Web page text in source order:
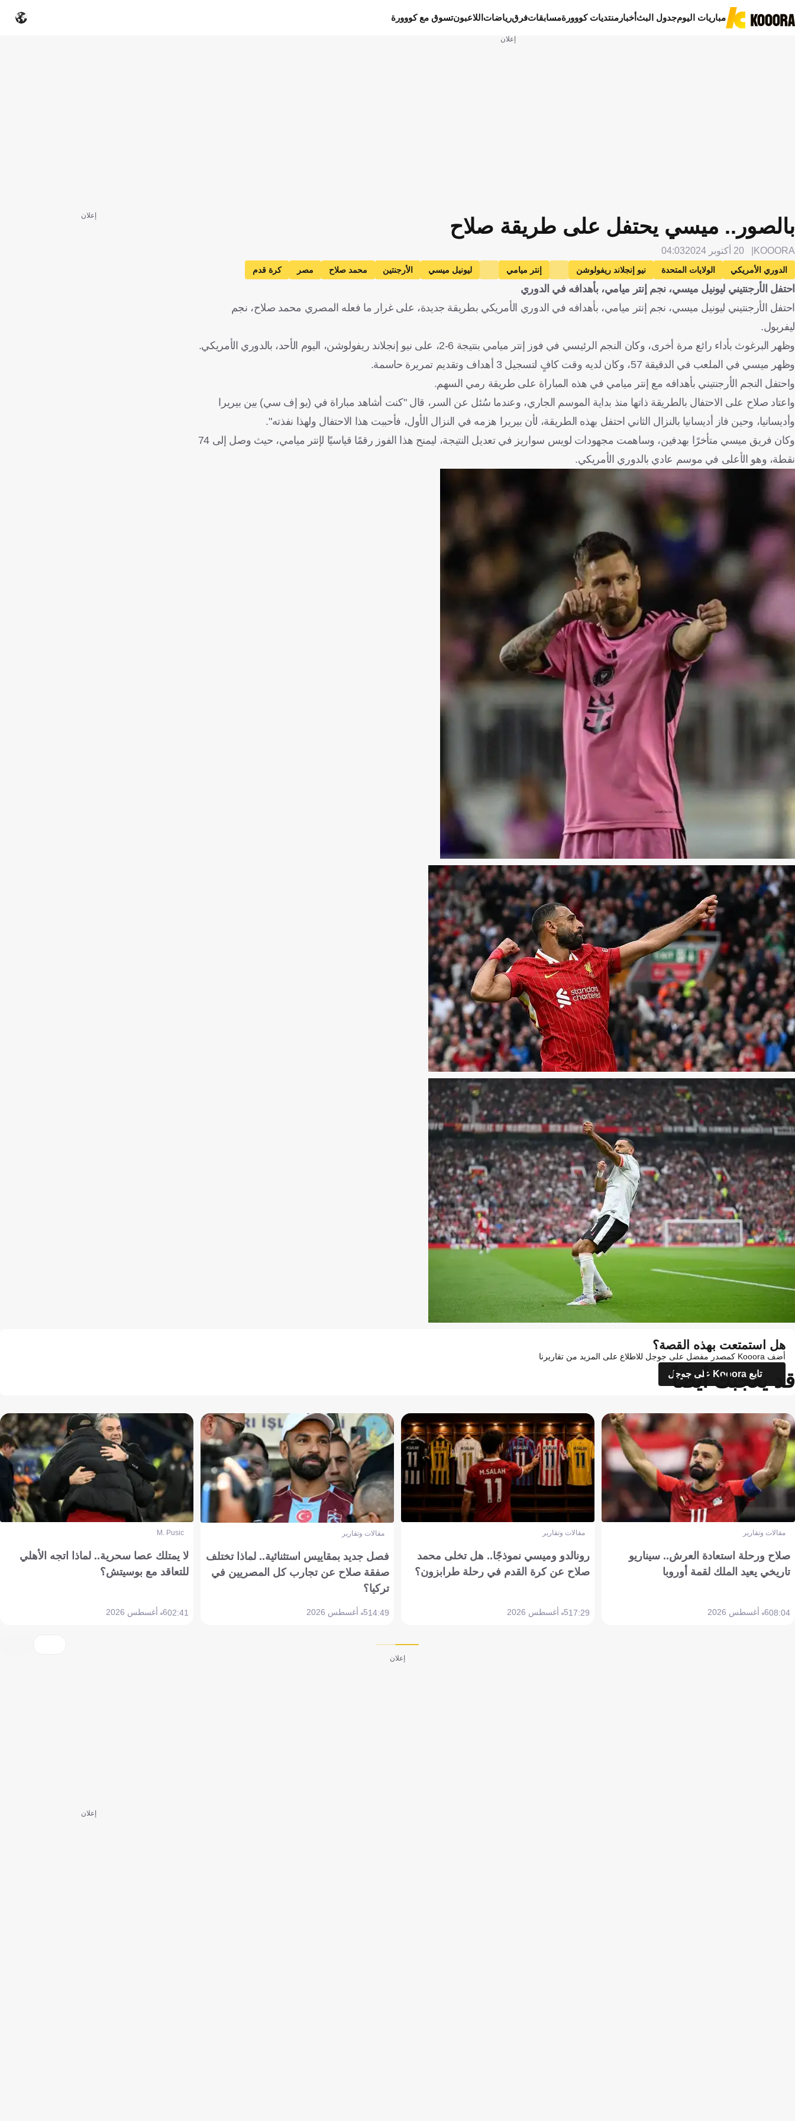
مباريات اليومجدول البثأخبار منتديات كووورةمسابقاتفرقرياضات اللاعبونتسوق مع كووورة
إعلان
بالصور.. ميسي يحتفل على طريقة صلاح
KOOORA 20 أكتوبر 2024 04:03
الدوري الأمريكي الولايات المتحدة نيو إنجلاند ريفولوشن إنتر ميامي ليونيل ميسي الأرجنتين محمد صلاح مصر كرة قدم
احتفل الأرجنتيني ليونيل ميسي، نجم إنتر ميامي، بأهدافه في الدوري
احتفل الأرجنتيني ليونيل ميسي، نجم إنتر ميامي، بأهدافه في الدوري الأمريكي بطريقة جديدة، على غرار ما فعله المصري محمد صلاح، نجم
ليفربول.
وظهر البرغوث بأداء رائع مرة أخرى، وكان النجم الرئيسي في فوز إنتر ميامي بنتيجة 6-2، على نيو إنجلاند ريفولوشن، اليوم الأحد، بالدوري الأمريكي.
وظهر ميسي في الملعب في الدقيقة 57، وكان لديه وقت كافٍ لتسجيل 3 أهداف وتقديم تمريرة حاسمة.
واحتفل النجم الأرجنتيني بأهدافه مع إنتر ميامي في هذه المباراة على طريقة رمي السهم.
واعتاد صلاح على الاحتفال بالطريقة ذاتها منذ بداية الموسم الجاري، وعندما سُئل عن السر، قال "كنت أشاهد مباراة في (يو إف سي) بين بيريرا
وأديسانيا، وحين فاز أديسانيا بالنزال الثاني احتفل بهذه الطريقة، لأن بيريرا هزمه في النزال الأول، فأحببت هذا الاحتفال ولهذا نفذته".
وكان فريق ميسي متأخرًا بهدفين، وساهمت مجهودات لويس سواريز في تعديل النتيجة، ليمنح هذا الفوز رقمًا قياسيًا لإنتر ميامي، حيث وصل إلى 74
نقطة، وهو الأعلى في موسم عادي بالدوري الأمريكي.
إعلان
هل استمتعت بهذه القصة؟
أضف Kooora كمصدر مفضل على جوجل للاطلاع على المزيد من تقاريرنا
تابع Kooora على جوجل
قد يعجبك أيضاً
مقالات وتقارير
صلاح ورحلة استعادة العرش.. سيناريو
تاريخي يعيد الملك لقمة أوروبا
08:046 أغسطس 2026
مقالات وتقارير
رونالدو وميسي نموذجًا.. هل تخلى محمد
صلاح عن كرة القدم في رحلة طرابزون؟
17:295 أغسطس 2026
مقالات وتقارير
فصل جديد بمقاييس استثنائية.. لماذا تختلف
صفقة صلاح عن تجارب كل المصريين في
تركيا؟
14:495 أغسطس 2026
M. Pusic
لا يمتلك عصا سحرية.. لماذا اتجه الأهلي
للتعاقد مع بوسيتش؟
02:416 أغسطس 2026
إعلان
إعلان